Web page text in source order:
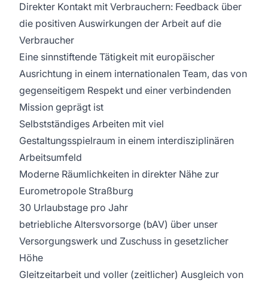
Direkter Kontakt mit Verbrauchern: Feedback über
die positiven Auswirkungen der Arbeit auf die
Verbraucher
Eine sinnstiftende Tätigkeit mit europäischer
Ausrichtung in einem internationalen Team, das von
gegenseitigem Respekt und einer verbindenden
Mission geprägt ist
Selbstständiges Arbeiten mit viel
Gestaltungsspielraum in einem interdisziplinären
Arbeitsumfeld
Moderne Räumlichkeiten in direkter Nähe zur
Eurometropole Straßburg
30 Urlaubstage pro Jahr
betriebliche Altersvorsorge (bAV) über unser
Versorgungswerk und Zuschuss in gesetzlicher
Höhe
Gleitzeitarbeit und voller (zeitlicher) Ausgleich von